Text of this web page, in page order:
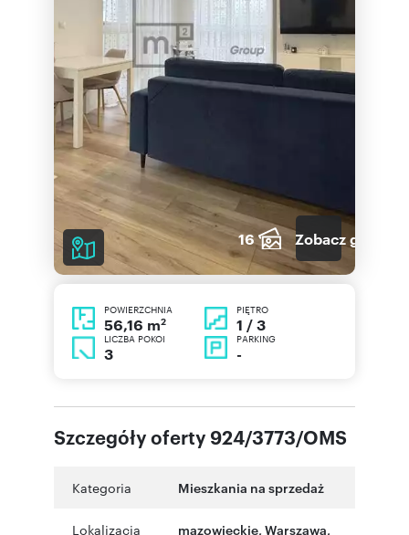
16 Zobacz galerię
POWIERZCHNIA
56,16 m2
PIĘTRO
1 / 3
LICZBA POKOI
3
PARKING
-
Szczegóły oferty 924/3773/OMS
Kategoria Mieszkania na sprzedaż
Lokalizacja mazowieckie, Warszawa,